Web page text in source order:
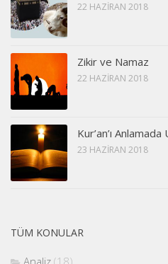
22 HAZIRAN 2018
Zikir ve Namaz
22 HAZIRAN 2018
Kur’an’ı
23 HAZIRAN 2018
TÜM KONULAR